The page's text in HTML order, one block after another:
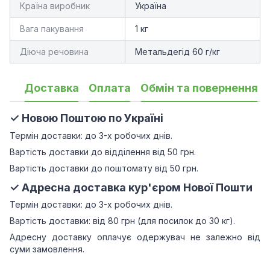
Країна виробник Україна
Вага пакування 1 кг
Діюча речовина Метальдегід 60 г/кг
Доставка Оплата Обмін та повернення
✓ Новою Поштою по Україні
Термін доставки: до 3-х робочих днів.
Вартість доставки до відділення від 50 грн.
Вартість доставки до поштомату від 50 грн.
✓ Адресна доставка кур'єром Нової Пошти
Термін доставки: до 3-х робочих днів.
Вартість доставки: від 80 грн (для посилок до 30 кг).
Адресну доставку оплачує одержувач не залежно від
суми замовлення.